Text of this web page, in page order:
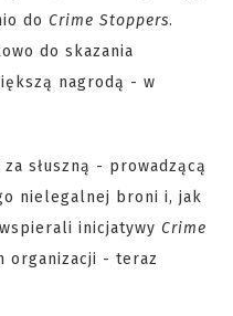
do Crime Stoppers.
do skazania
nagrodą - w
słuszną - prowadzącą
nielegalnej broni i, jak
inicjatywy Crime
organizacji - teraz